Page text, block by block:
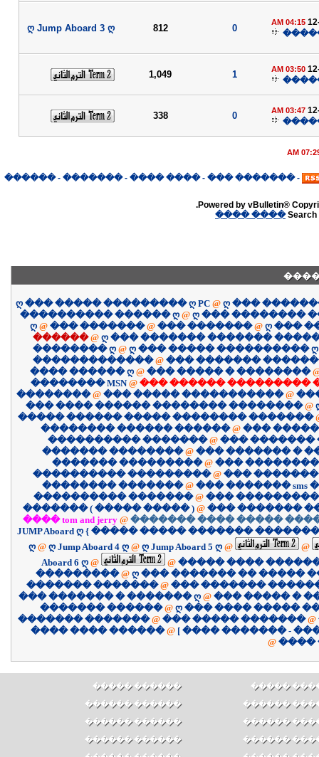
04:15 AM
����
0
812
ღ Jump Aboard 3 ღ
03:50 AM
1
1,049
03:47 AM
����
0
338
07:29
-
������� ���
-
���� ����
-
�������
-
������
Powered by vBulletin®
Search
���� ����
ღ ��� ����� ��������� ღ PC @ ღ ���
���������� ������ ღ @ ღ ��� ��������
ღ @ ��� ������� @ ��� ������� @ ღ ���
������ @ ღ ��� ������� �������
�������� ღ @ ღ ��� ����� ���������� ღ
������������� @ ��� �������
���� ������ ღ @ ��� ����� � ��������
�������� MSN @ ��� ������ ���������
�������� @ ��� ����� ����������� @
��� ���� ������ �������� �������� @
����� ������ ����� �������� �������
�������� ������ ������ @ ���
���������� ������� @ ��� �������
������� �������� @ ��� ������� �
������� ��������� @ ���
���������� ��������� @ ���
�������� ������� @ ��� ������� sms �
���������� ������� @ ���
������� ( ����� ����� ) @ ��� �������
���� tom and jerry @ ������� ���� �����
JUMP Aboard ღ { ����� ����� �������
ღ @ ღ Jump Aboard 4 ღ @ ღ Jump Aboard 5 ღ @
@
Aboard 6 ღ @ @ ����� ����
��������� @ ღ ��� ������� �� �����
������� ������� @ ��� �������
��� ������� � ������� ღ @ ��� ����� �
������� ������ @ ღ ��� ���� �����
������� ������� @ ��� ����� ������� @
@
������ ���� ����
@
������ �����
������ ������
������ ������
������ ������
������
������
������
������